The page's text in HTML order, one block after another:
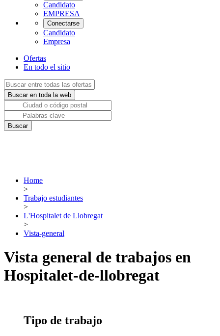
Candidato
EMPRESA
Conectarse
Candidato
Empresa
Ofertas
En todo el sitio
Home
>
Trabajo estudiantes
>
L'Hospitalet de Llobregat
>
Vista-general
Vista general de trabajos en
Hospitalet-de-llobregat
Tipo de trabajo